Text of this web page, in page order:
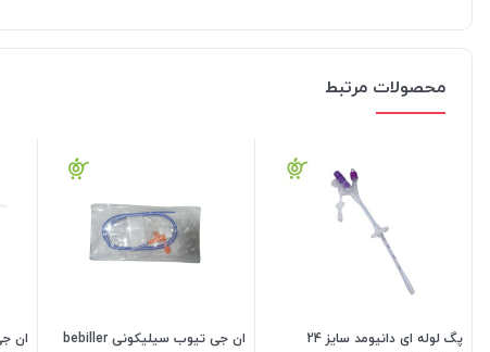
محصولات مرتبط
پگ لوله ای دانیومد سایز 24
ان جی تیوب سیلیکونی bebiller